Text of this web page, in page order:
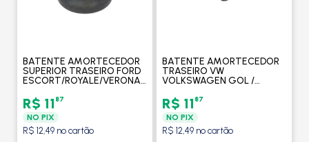
BATENTE AMORTECEDOR
SUPERIOR TRASEIRO FORD
ESCORT/ROYALE/VERONA/VERSAILLES
LOGUS/ PARATI -
MOBENSANI
R$ 11 87
NO PIX
R$ 12,49 no cartão
BATENTE AMORTECEDOR
TRASEIRO VW
VOLKSWAGEN GOL /
1995 / SAVEIRO 1982 A 1997 -
MOBENSANI
R$ 11 87
NO PIX
R$ 12,49 no cartão